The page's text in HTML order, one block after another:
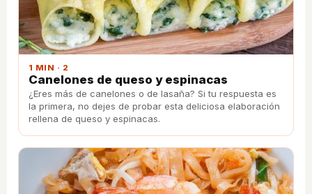
1 MIN · 2
Canelones de queso y espinacas
¿Eres más de canelones o de lasaña? Si tu respuesta es
la primera, no dejes de probar esta deliciosa elaboración
rellena de queso y espinacas.